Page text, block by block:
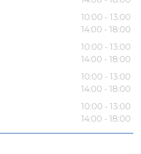
10:00 - 13:00
14:00 - 18:00
10:00 - 13:00
14:00 - 18:00
10:00 - 13:00
14:00 - 18:00
10:00 - 13:00
14:00 - 18:00